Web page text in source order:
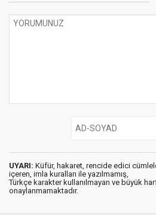
UYARI: Küfür, hakaret, rencide edici
içeren, imla kuralları ile yazılmamış,
Türkçe karakter kullanılmayan ve büyük
onaylanmamaktadır.